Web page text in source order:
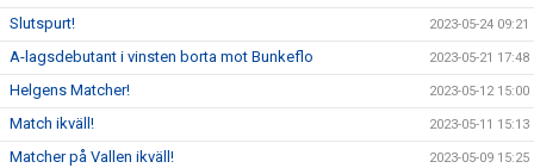
Slutspurt! 2023-05-24 09:21
A-lagsdebutant i vinsten borta mot Bunkeflo 2023-05-21 17:48
Helgens Matcher! 2023-05-12 15:00
Match ikväll! 2023-05-11 15:13
Matcher på Vallen ikväll! 2023-05-09 15:25